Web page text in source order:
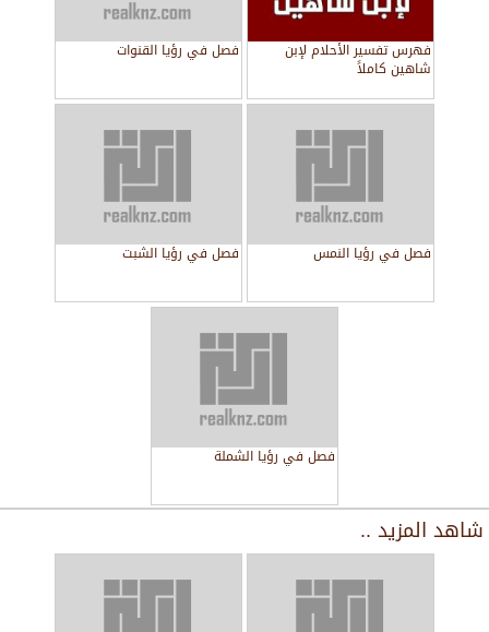
فهرس تفسير الأحلام لإبن
شاهين كاملاً
فصل في رؤيا القنوات
فصل في رؤيا النمس فصل في رؤيا الشبت
فصل في رؤيا الشملة
شاهد المزيد ..